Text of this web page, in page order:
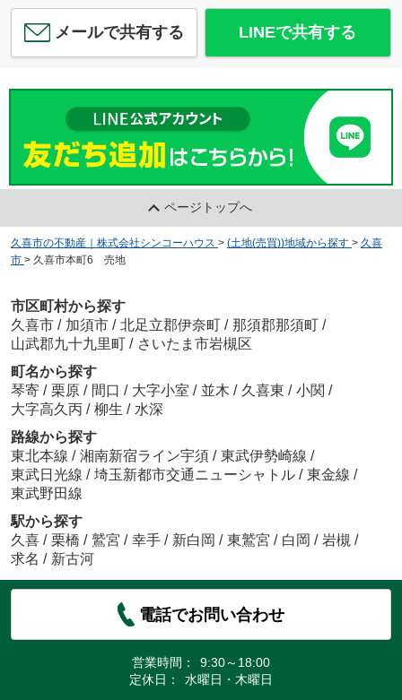
メールで共有する LINEで共有する
ページトップへ
久喜市の不動産｜株式会社シンコーハウス > (土地(売買))地域から探す > 久喜
市 > 久喜市本町6 売地
市区町村から探す
久喜市 / 加須市 / 北足立郡伊奈町 / 那須郡那須町 /
山武郡九十九里町 / さいたま市岩槻区
町名から探す
琴寄 / 栗原 / 間口 / 大字小室 / 並木 / 久喜東 / 小関 /
大字高久丙 / 柳生 / 水深
路線から探す
東北本線 / 湘南新宿ライン宇須 / 東武伊勢崎線 /
東武日光線 / 埼玉新都市交通ニューシャトル / 東金線 /
東武野田線
駅から探す
久喜 / 栗橋 / 鷲宮 / 幸手 / 新白岡 / 東鷲宮 / 白岡 / 岩槻 /
求名 / 新古河
電話でお問い合わせ
営業時間：
9:30～18:00
定休日：
水曜日・木曜日